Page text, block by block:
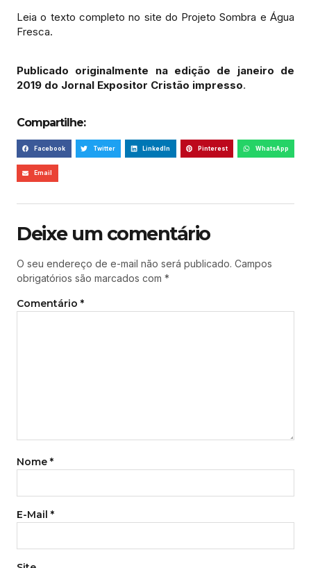
Leia o texto completo no site do Projeto Sombra e Água
Fresca.
Publicado originalmente na edição de janeiro de
2019 do Jornal Expositor Cristão impresso.
Compartilhe:
Facebook Twitter LinkedIn Pinterest WhatsApp
Email
Deixe um comentário
O seu endereço de e-mail não será publicado. Campos
obrigatórios são marcados com *
Comentário *
Nome *
E-Mail *